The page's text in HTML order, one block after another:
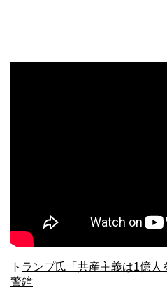
ト ランプ氏「共産主義は1億
警鐘